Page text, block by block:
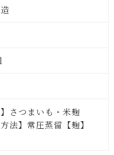
】さつまいも・米麹
方法】常圧蒸留【麹】